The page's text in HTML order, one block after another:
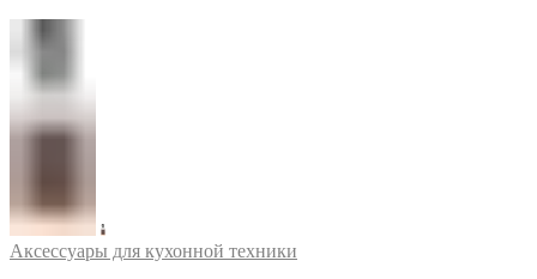
Аксессуары для кухонной техники